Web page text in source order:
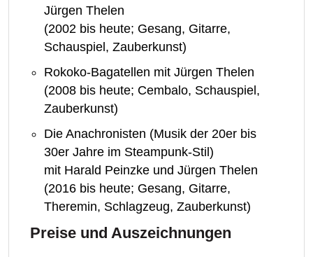
Jürgen Thelen
(2002 bis heute; Gesang, Gitarre,
Schauspiel, Zauberkunst)
Rokoko-Bagatellen mit Jürgen Thelen
(2008 bis heute; Cembalo, Schauspiel,
Zauberkunst)
Die Anachronisten (Musik der 20er bis
30er Jahre im Steampunk-Stil)
mit Harald Peinzke und Jürgen Thelen
(2016 bis heute; Gesang, Gitarre,
Theremin, Schlagzeug, Zauberkunst)
Preise und Auszeichnungen